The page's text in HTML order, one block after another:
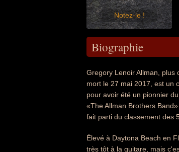
Notez-le !
Biographie
Gregory Lenoir Allman, plus
mort le 27 mai 2017, est un
pour avoir été un pionnier
«The Allman Brothers
fait parti du classement des
Élevé à Daytona Beach en
très tôt à la guitare, mais